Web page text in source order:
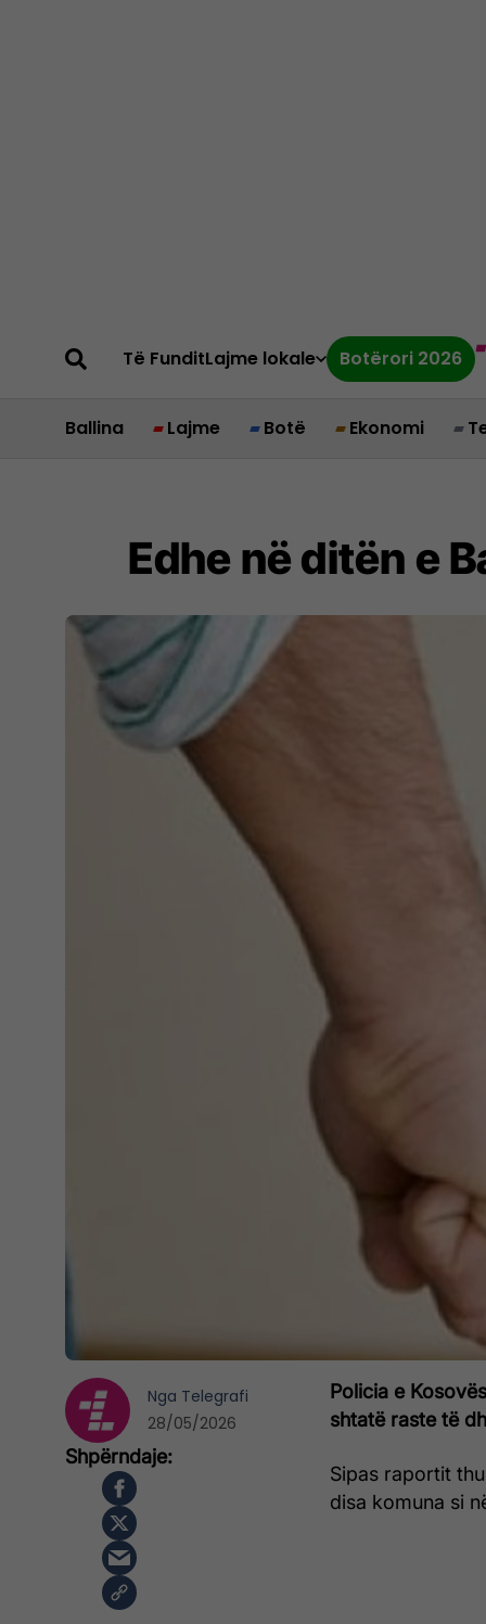
Të FunditLajme lokale Botërori 2026
Ballina Lajme Botë Ekonomi
Edhe në ditën e
Policia e
shtatë raste të
Sipas raportit
disa komuna si
Nga Telegrafi
28/05/2026